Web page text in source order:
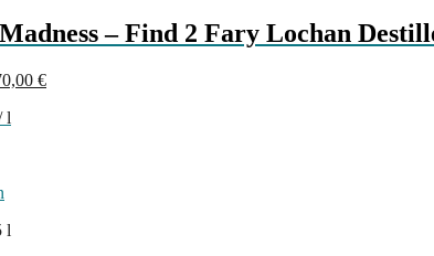
– Find 2 Fary Lochan
€Aktueller
l
l